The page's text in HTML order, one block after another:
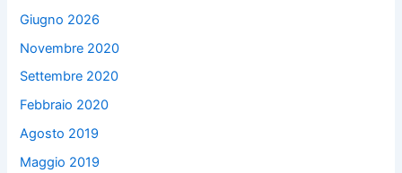
Giugno 2026
Novembre 2020
Settembre 2020
Febbraio 2020
Agosto 2019
Maggio 2019